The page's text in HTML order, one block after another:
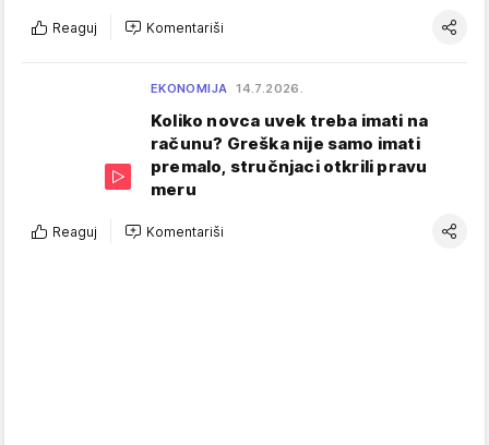
Reaguj Komentariši
EKONOMIJA 14.7.2026.
Koliko novca uvek treba imati na
računu? Greška nije samo imati
premalo, stručnjaci otkrili pravu
meru
Reaguj Komentariši